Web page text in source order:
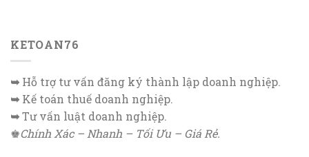
KETOAN76
➥Hỗ trợ tư vấn đăng ký thành lập doanh nghiệp.
➥Kế toán thuế doanh nghiệp.
➥Tư vấn luật doanh nghiệp.
♚Chính Xác – Nhanh – Tối Ưu – Giá Rẻ.